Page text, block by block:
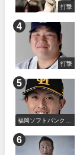
打撃
打撃
福岡ソフトバンクホ